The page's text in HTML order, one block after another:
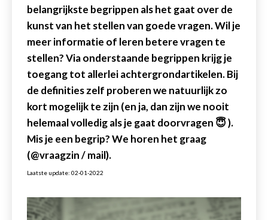
belangrijkste begrippen als het gaat over de
kunst van het stellen van goede vragen. Wil je
meer informatie of leren betere vragen te
stellen? Via onderstaande begrippen krijg je
toegang tot allerlei achtergrondartikelen. Bij
de definities zelf proberen we natuurlijk zo
kort mogelijk te zijn (en ja, dan zijn we nooit
helemaal volledig als je gaat doorvragen 😇 ).
Mis je een begrip? We horen het graag
(@vraagzin / mail).
Laatste update: 02-01-2022